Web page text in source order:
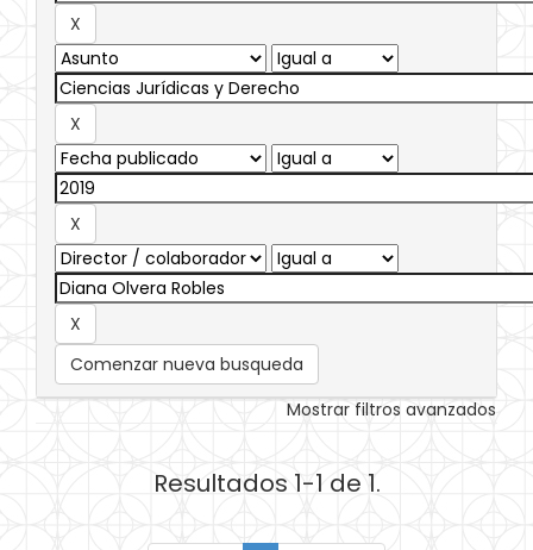
Comenzar nueva busqueda
Mostrar filtros avanzados
Resultados 1-1 de 1.